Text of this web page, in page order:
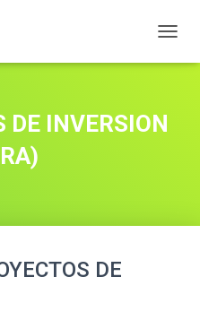
O
DE INVERSION
DE